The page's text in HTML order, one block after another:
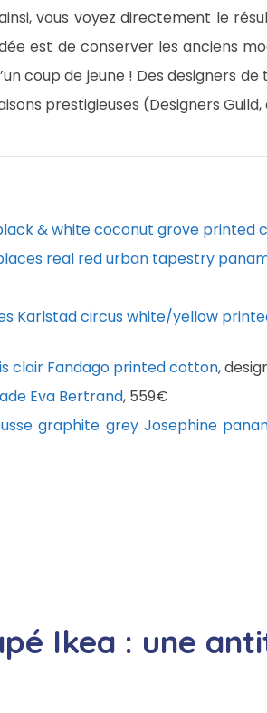
vous voyez directement le
est de conserver les anciens
coup de jeune ! Des designers
prestigieuses (Designers
& white coconut grove printed
real red urban tapestry
Karlstad circus white/yellow
clair Fandago printed cotton,
Eva Bertrand, 559€
graphite grey Josephine
Ikea : une